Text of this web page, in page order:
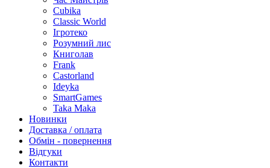
Cubika
Classic World
Ігротеко
Розумний лис
Книголав
Frank
Castorland
Ideyka
SmartGames
Taka Maka
Новинки
Доставка / оплата
Обмін - повернення
Відгуки
Контакти